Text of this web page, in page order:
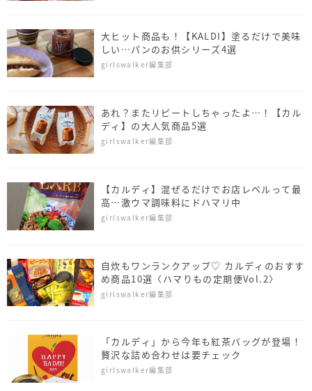
大ヒット商品も！【KALDI】塗るだけで美味
しい…パンのお供シリーズ4選
girlswalker編集部
あれ？またリピートしちゃったよ…！【カル
ディ】の大人気商品5選
girlswalker編集部
【カルディ】混ぜるだけでお店レベルって最
高…激ウマ調味料にドハマリ中
girlswalker編集部
自炊もワンランクアップ♡ カルディのおすす
め商品10選〈ハマりもの定期便Vol.2〉
girlswalker編集部
「カルディ」から今年も紅茶バッグが登場！
贅沢な詰め合わせは要チェック
girlswalker編集部